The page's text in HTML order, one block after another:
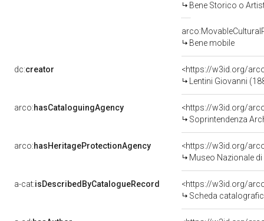
Bene Storico o
Bene mobile
dc:creator
<https://w3id.org/
Lentini Giovanni
arco:hasCataloguingAgency
<https://w3id.org/
Soprintendenza
arco:hasHeritageProtectionAgency
<https://w3id.org/
Museo Nazionale di
a-cat:isDescribedByCatalogueRecord
<https://w3id.org/
Scheda